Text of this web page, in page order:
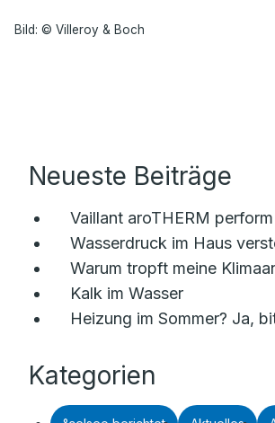
Bild: © Villeroy & Boch
Neueste Beiträge
Vaillant aroTHERM perform
Wasserdruck im Haus
Warum tropft meine
Kalk im Wasser
Heizung im Sommer? Ja,
Kategorien